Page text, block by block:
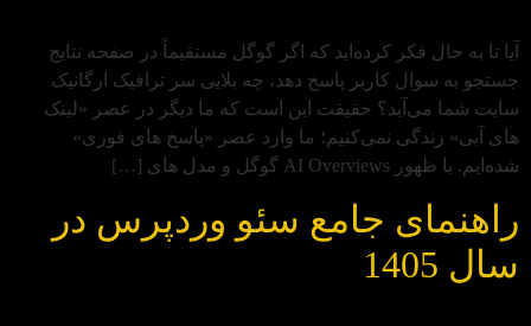
آیا تا به حال فکر کرده‌اید که اگر گوگل مستقیماً در صفحه نتایج
جستجو به سوال کاربر پاسخ دهد، چه بلایی سر ترافیک ارگانیک
سایت شما می‌آید؟ حقیقت این است که ما دیگر در عصر «لینک‌
های آبی» زندگی نمی‌کنیم؛ ما وارد عصر «پاسخ‌ های فوری»
شده‌ایم. با ظهور AI Overviews گوگل و مدل‌ های […]
راهنمای جامع سئو وردپرس در
سال 1405